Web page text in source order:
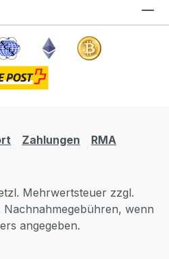
Zahlungen RMA
Mehrwertsteuer zzgl.
wenn
angegeben.